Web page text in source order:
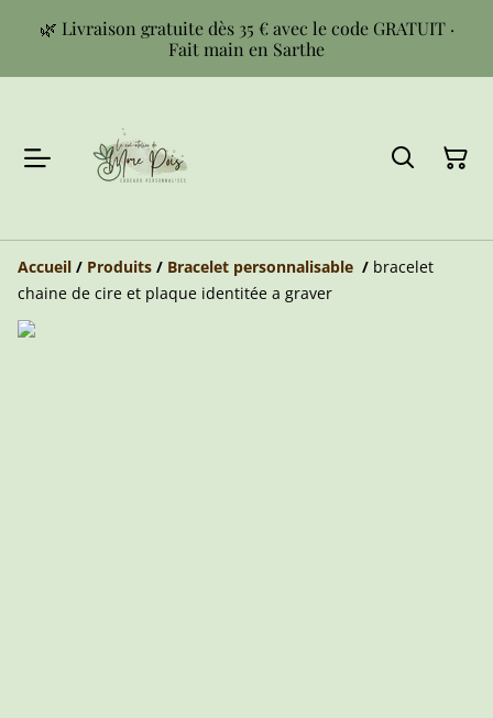
🌿 Livraison gratuite dès 35 € avec le code GRATUIT ·
Fait main en Sarthe
Accueil / Produits / Bracelet personnalisable / bracelet
chaine de cire et plaque identitée a graver